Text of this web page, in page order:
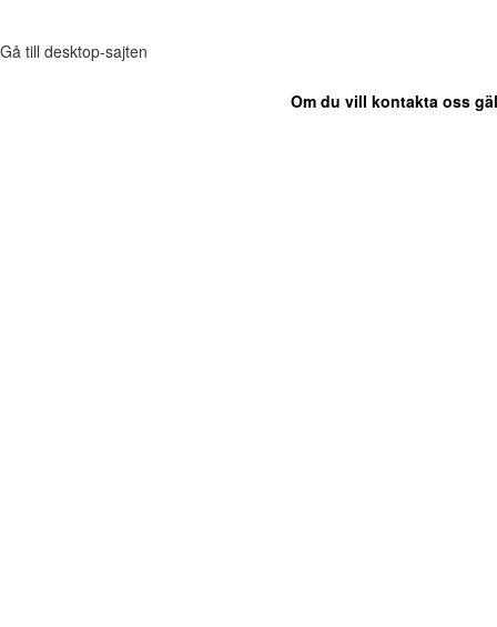
Gå till desktop-sajten
Om du vill kontakta oss